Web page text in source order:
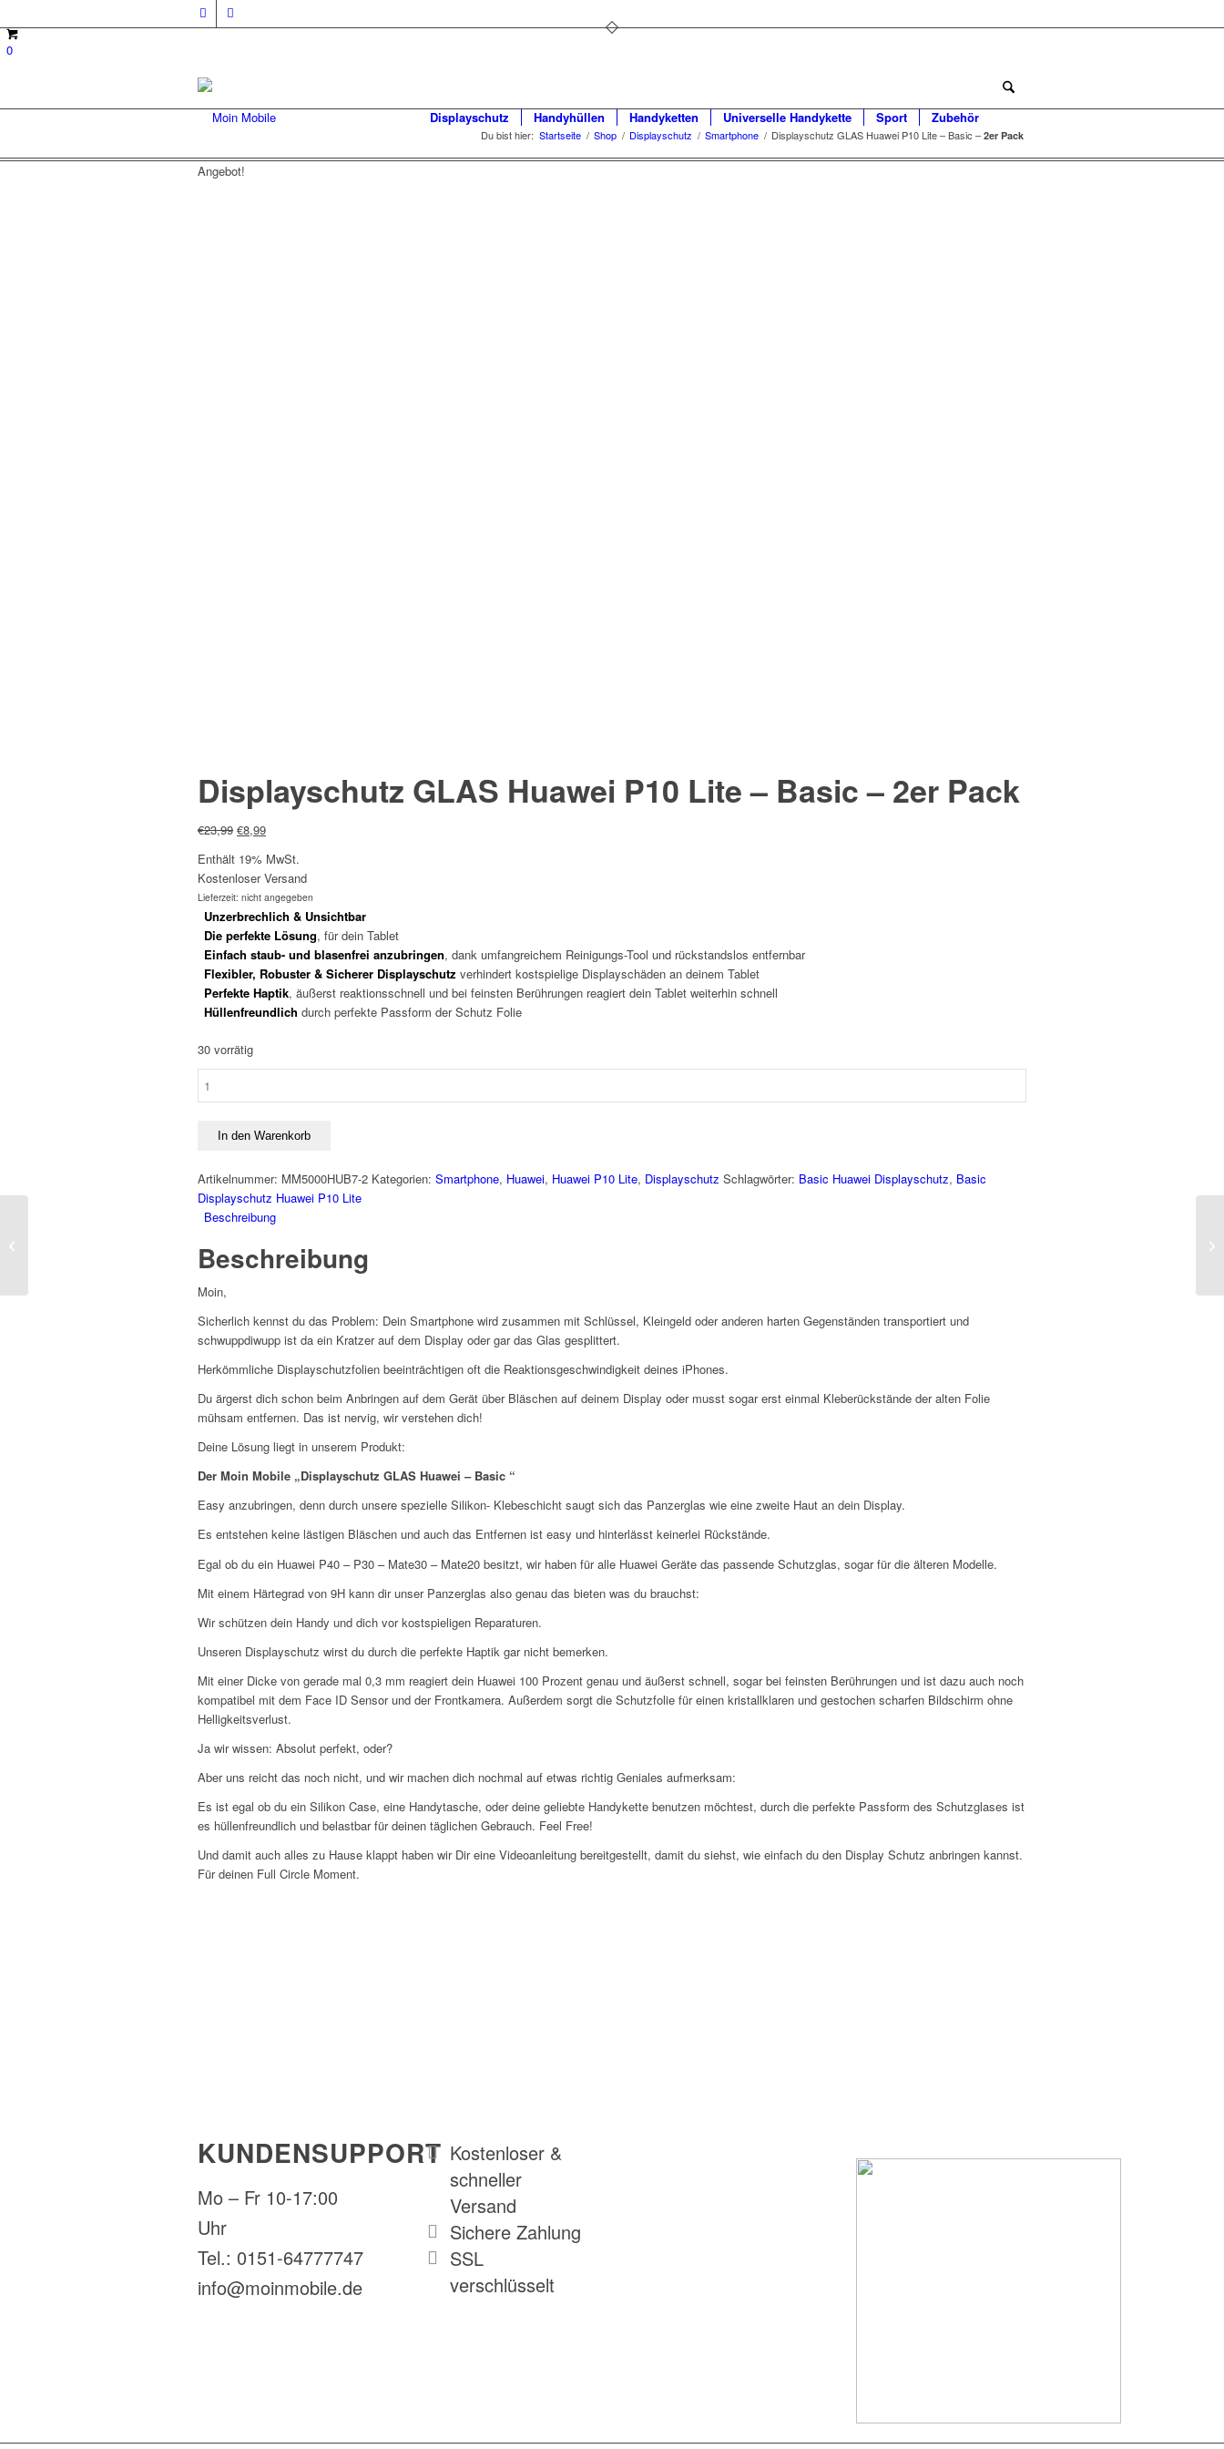
0
Displayschutz Handyhüllen Handyketten Universelle Handykette Sport Zubehör
Du bist hier: Startseite / Shop / Displayschutz / Smartphone / Displayschutz GLAS Huawei P10 Lite – Basic – 2er Pack
Angebot!
Displayschutz GLAS Huawei P10 Lite – Basic – 2er Pack
€23,99 Ursprünglicher
war:
€23,99
€8,99Aktueller
ist:
€8,99.
Enthält 19% MwSt.
Kostenloser Versand
Lieferzeit: nicht angegeben
Unzerbrechlich & Unsichtbar
Die perfekte Lösung, für dein Tablet
Einfach staub- und blasenfrei anzubringen, dank umfangreichem Reinigungs-Tool und rückstandslos entfernbar
Flexibler, Robuster & Sicherer Displayschutz verhindert kostspielige Displayschäden an deinem Tablet
Perfekte Haptik, äußerst reaktionsschnell und bei feinsten Berührungen reagiert dein Tablet weiterhin schnell
Hüllenfreundlich durch perfekte Passform der Schutz Folie
30 vorrätig
-
Basic
Pack
Menge
In den Warenkorb
Artikelnummer: MM5000HUB7-2 Kategorien: Smartphone, Huawei, Huawei P10 Lite, Displayschutz Schlagwörter: Basic Huawei Displayschutz, Basic
Displayschutz Huawei P10 Lite
Beschreibung
Beschreibung
Moin,
Sicherlich kennst du das Problem: Dein Smartphone wird zusammen mit Schlüssel, Kleingeld oder anderen harten Gegenständen transportiert und
schwuppdiwupp ist da ein Kratzer auf dem Display oder gar das Glas gesplittert.
Herkömmliche Displayschutzfolien beeinträchtigen oft die Reaktionsgeschwindigkeit deines iPhones.
Du ärgerst dich schon beim Anbringen auf dem Gerät über Bläschen auf deinem Display oder musst sogar erst einmal Kleberückstände der alten Folie
mühsam entfernen. Das ist nervig, wir verstehen dich!
Deine Lösung liegt in unserem Produkt:
Der Moin Mobile „Displayschutz GLAS Huawei – Basic “
Easy anzubringen, denn durch unsere spezielle Silikon- Klebeschicht saugt sich das Panzerglas wie eine zweite Haut an dein Display.
Es entstehen keine lästigen Bläschen und auch das Entfernen ist easy und hinterlässt keinerlei Rückstände.
Egal ob du ein Huawei P40 – P30 – Mate30 – Mate20 besitzt, wir haben für alle Huawei Geräte das passende Schutzglas, sogar für die älteren Modelle.
Mit einem Härtegrad von 9H kann dir unser Panzerglas also genau das bieten was du brauchst:
Wir schützen dein Handy und dich vor kostspieligen Reparaturen.
Unseren Displayschutz wirst du durch die perfekte Haptik gar nicht bemerken.
Mit einer Dicke von gerade mal 0,3 mm reagiert dein Huawei 100 Prozent genau und äußerst schnell, sogar bei feinsten Berührungen und ist dazu auch noch
kompatibel mit dem Face ID Sensor und der Frontkamera. Außerdem sorgt die Schutzfolie für einen kristallklaren und gestochen scharfen Bildschirm ohne
Helligkeitsverlust.
Ja wir wissen: Absolut perfekt, oder?
Aber uns reicht das noch nicht, und wir machen dich nochmal auf etwas richtig Geniales aufmerksam:
Es ist egal ob du ein Silikon Case, eine Handytasche, oder deine geliebte Handykette benutzen möchtest, durch die perfekte Passform des Schutzglases ist
es hüllenfreundlich und belastbar für deinen täglichen Gebrauch. Feel Free!
Und damit auch alles zu Hause klappt haben wir Dir eine Videoanleitung bereitgestellt, damit du siehst, wie einfach du den Display Schutz anbringen kannst.
Für deinen Full Circle Moment.
KUNDENSUPPORT
Mo – Fr 10-17:00
Uhr
Tel.: 0151-64777747
info@moinmobile.de
Kostenloser &
schneller
Versand
Sichere Zahlung
SSL
verschlüsselt